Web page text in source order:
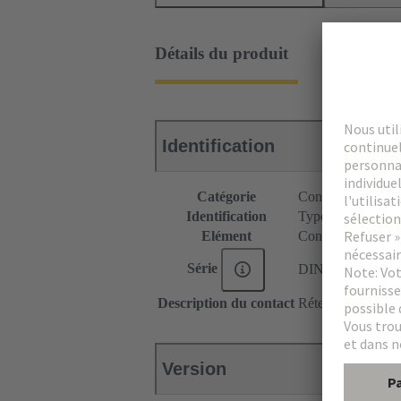
Détails du produit
Identification
Catégorie
Connecteurs
Identification
Type C
Elément
Connecteur
Série DIN 41612
Description du contact Rétention
Version